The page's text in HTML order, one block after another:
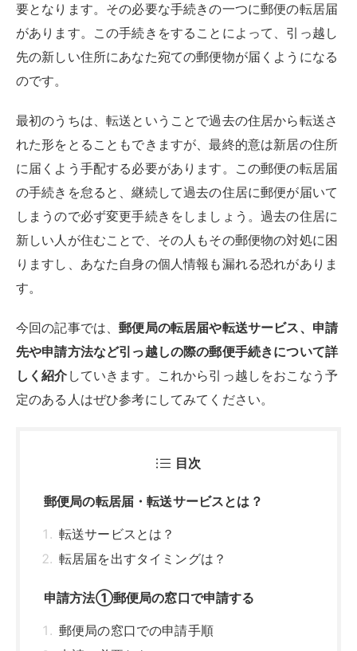
要となります。その必要な手続きの一つに郵便の転居届
があります。この手続きをすることによって、引っ越し
先の新しい住所にあなた宛ての郵便物が届くようになる
のです。
最初のうちは、転送ということで過去の住居から転送さ
れた形をとることもできますが、最終的意は新居の住所
に届くよう手配する必要があります。この郵便の転居届
の手続きを怠ると、継続して過去の住居に郵便が届いて
しまうので必ず変更手続きをしましょう。過去の住居に
新しい人が住むことで、その人もその郵便物の対処に困
りますし、あなた自身の個人情報も漏れる恐れがありま
す。
今回の記事では、郵便局の転居届や転送サービス、申請
先や申請方法など引っ越しの際の郵便手続きについて詳
しく紹介 していきます。これから引っ越しをおこなう予
定のある人はぜひ参考にしてみてください。
目次
郵便局の転居届・転送サービスとは？
転送サービスとは？
転居届を出すタイミングは？
申請方法①郵便局の窓口で申請する
郵便局の窓口での申請手順